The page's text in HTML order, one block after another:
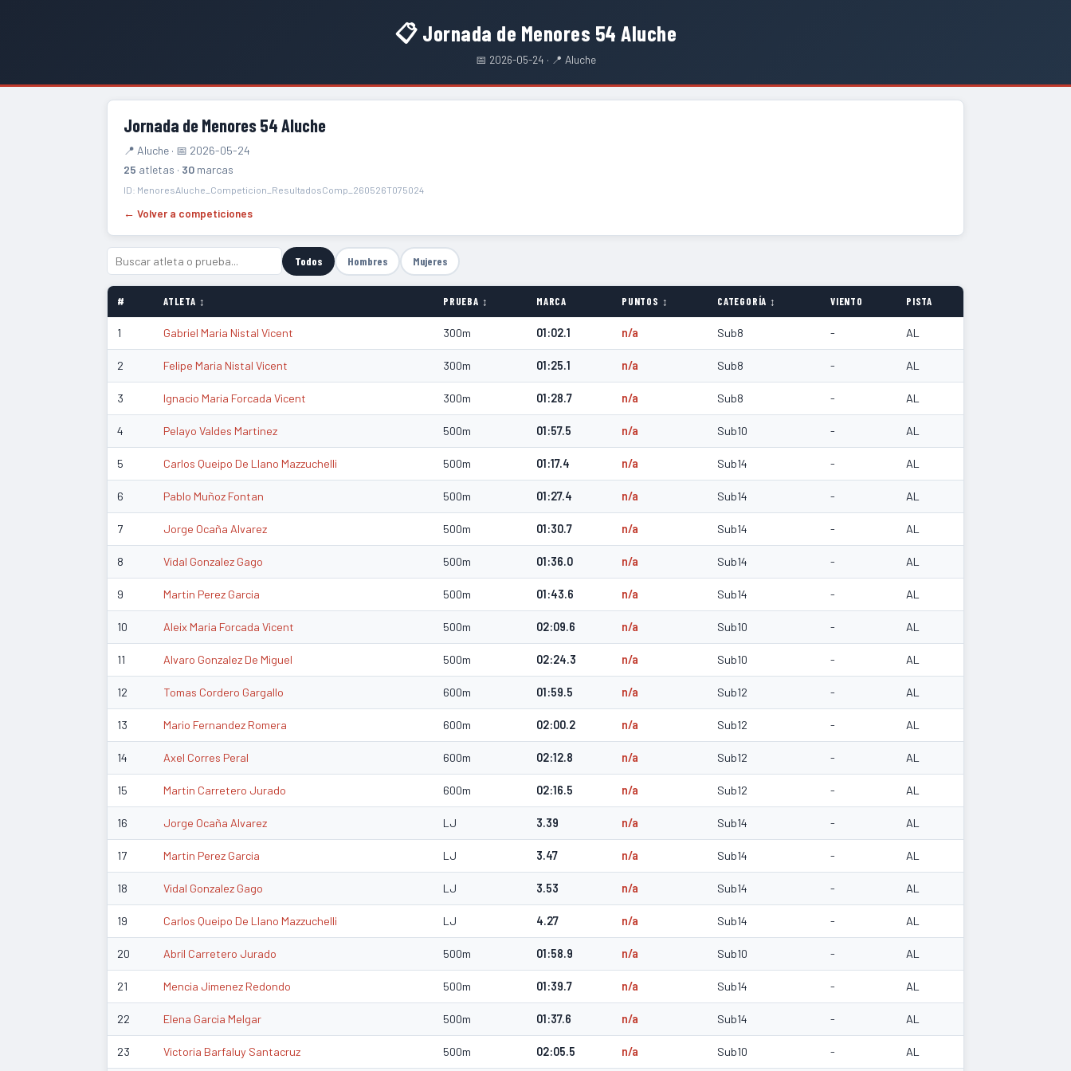
📋 Jornada de Menores 54 Aluche
📅 2026-05-24 · 📍 Aluche
Jornada de Menores 54 Aluche
📍 Aluche · 📅 2026-05-24
25 atletas · 30 marcas
ID: MenoresAluche_Competicion_ResultadosComp_260526T075024
← Volver a competiciones
Todos Hombres Mujeres
# ATLETA ↕ PRUEBA ↕ MARCA PUNTOS ↕ CATEGORÍA ↕ VIENTO PISTA
1 Gabriel Maria Nistal Vicent 300m 01:02.1 n/a Sub8 - AL
2 Felipe Maria Nistal Vicent 300m 01:25.1 n/a Sub8 - AL
3 Ignacio Maria Forcada Vicent 300m 01:28.7 n/a Sub8 - AL
4 Pelayo Valdes Martinez 500m 01:57.5 n/a Sub10 - AL
5 Carlos Queipo De Llano Mazzuchelli 500m 01:17.4 n/a Sub14 - AL
6 Pablo Muñoz Fontan 500m 01:27.4 n/a Sub14 - AL
7 Jorge Ocaña Alvarez 500m 01:30.7 n/a Sub14 - AL
8 Vidal Gonzalez Gago 500m 01:36.0 n/a Sub14 - AL
9 Martin Perez Garcia 500m 01:43.6 n/a Sub14 - AL
10 Aleix Maria Forcada Vicent 500m 02:09.6 n/a Sub10 - AL
11 Alvaro Gonzalez De Miguel 500m 02:24.3 n/a Sub10 - AL
12 Tomas Cordero Gargallo 600m 01:59.5 n/a Sub12 - AL
13 Mario Fernandez Romera 600m 02:00.2 n/a Sub12 - AL
14 Axel Corres Peral 600m 02:12.8 n/a Sub12 - AL
15 Martin Carretero Jurado 600m 02:16.5 n/a Sub12 - AL
16 Jorge Ocaña Alvarez LJ 3.39 n/a Sub14 - AL
17 Martin Perez Garcia LJ 3.47 n/a Sub14 - AL
18 Vidal Gonzalez Gago LJ 3.53 n/a Sub14 - AL
19 Carlos Queipo De Llano Mazzuchelli LJ 4.27 n/a Sub14 - AL
20 Abril Carretero Jurado 500m 01:58.9 n/a Sub10 - AL
21 Mencia Jimenez Redondo 500m 01:39.7 n/a Sub14 - AL
22 Elena Garcia Melgar 500m 01:37.6 n/a Sub14 - AL
23 Victoria Barfaluy Santacruz 500m 02:05.5 n/a Sub10 - AL